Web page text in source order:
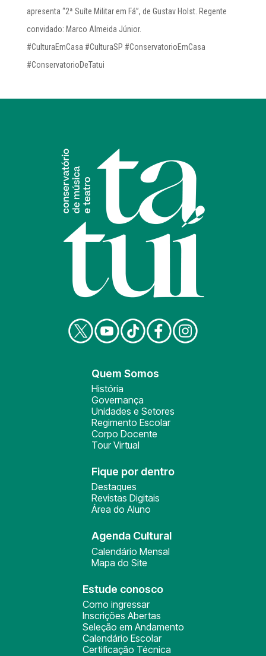
apresenta “2ª Suíte Militar em Fá”, de Gustav Holst. Regente
convidado: Marco Almeida Júnior.
#CulturaEmCasa #CulturaSP #ConservatorioEmCasa
#ConservatorioDeTatui
Quem Somos
História
Governança
Unidades e Setores
Regimento Escolar
Corpo Docente
Tour Virtual
Fique por dentro
Destaques
Revistas Digitais
Área do Aluno
Agenda Cultural
Calendário Mensal
Mapa do Site
Estude conosco
Como ingressar
Inscrições Abertas
Seleção em Andamento
Calendário Escolar
Certificação Técnica